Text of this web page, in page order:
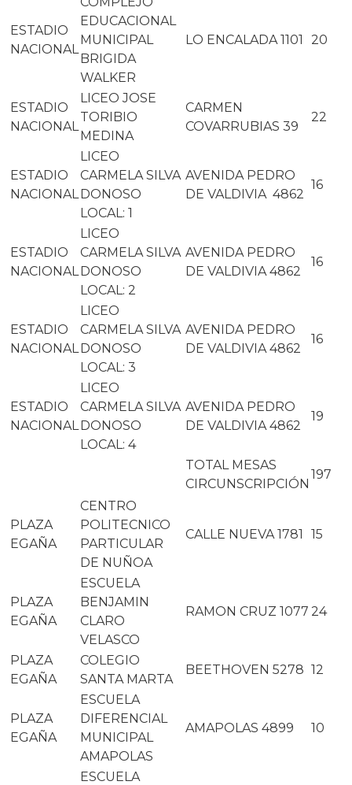
ESTADIO
NACIONAL
EDUCACIONAL
MUNICIPAL
BRIGIDA
WALKER
LO ENCALADA 1101 20
ESTADIO
NACIONAL
LICEO JOSE
TORIBIO
MEDINA
CARMEN
COVARRUBIAS 39
22
ESTADIO
NACIONAL
LICEO
CARMELA SILVA
DONOSO
LOCAL: 1
AVENIDA PEDRO
DE VALDIVIA 4862
16
ESTADIO
NACIONAL
LICEO
CARMELA SILVA
DONOSO
LOCAL: 2
AVENIDA PEDRO
DE VALDIVIA 4862
16
ESTADIO
NACIONAL
LICEO
CARMELA SILVA
DONOSO
LOCAL: 3
AVENIDA PEDRO
DE VALDIVIA 4862
16
ESTADIO
NACIONAL
LICEO
CARMELA SILVA
DONOSO
LOCAL: 4
AVENIDA PEDRO
DE VALDIVIA 4862
19
TOTAL MESAS
CIRCUNSCRIPCIÓN
197
PLAZA
EGAÑA
CENTRO
POLITECNICO
PARTICULAR
DE NUÑOA
CALLE NUEVA 1781 15
PLAZA
EGAÑA
ESCUELA
BENJAMIN
CLARO
VELASCO
RAMON CRUZ 1077 24
PLAZA
EGAÑA
COLEGIO
SANTA MARTA
BEETHOVEN 5278 12
PLAZA
EGAÑA
ESCUELA
DIFERENCIAL
MUNICIPAL
AMAPOLAS
AMAPOLAS 4899 10
ESCUELA